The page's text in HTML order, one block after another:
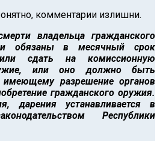
комментарии излишни.
владельца гражданского
обязаны в месячный срок
или сдать на комиссионную
или оно должно быть
разрешение органов
гражданского оружия.
дарения устанавливается в
Республики